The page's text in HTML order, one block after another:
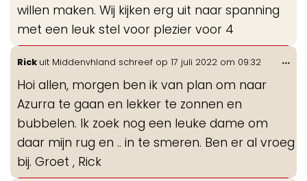
willen maken. Wij kijken erg uit naar spanning
met een leuk stel voor plezier voor 4
Rick uit Middenvhland schreef op 17 juli 2022 om 09:32
Hoi allen, morgen ben ik van plan om naar
Azurra te gaan en lekker te zonnen en
bubbelen. Ik zoek nog een leuke dame om
daar mijn rug en .. in te smeren. Ben er al vroeg
bij. Groet , Rick
...